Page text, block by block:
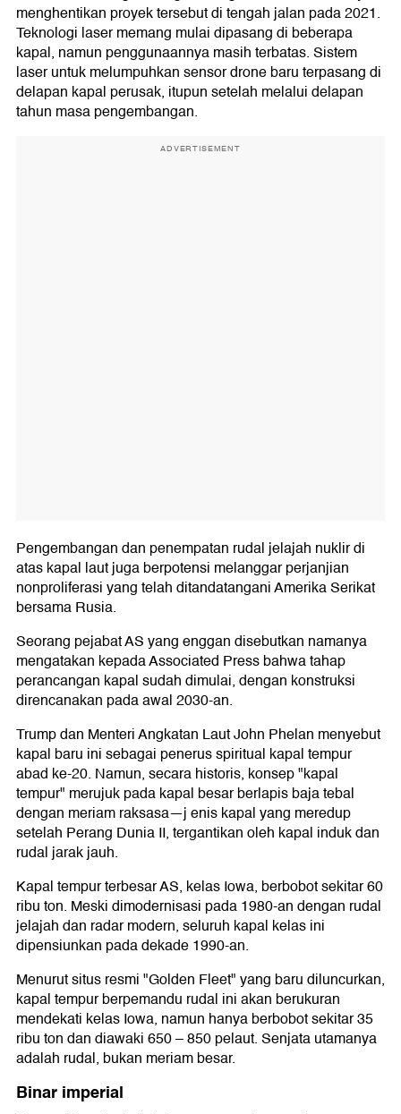
menghentikan proyek tersebut di tengah jalan pada 2021.
Teknologi laser memang mulai dipasang di beberapa
kapal, namun penggunaannya masih terbatas. Sistem
laser untuk melumpuhkan sensor drone baru terpasang di
delapan kapal perusak, itupun setelah melalui delapan
tahun masa pengembangan.
ADVERTISEMENT
Pengembangan dan penempatan rudal jelajah nuklir di
atas kapal laut juga berpotensi melanggar perjanjian
nonproliferasi yang telah ditandatangani Amerika Serikat
bersama Rusia.
Seorang pejabat AS yang enggan disebutkan namanya
mengatakan kepada Associated Press bahwa tahap
perancangan kapal sudah dimulai, dengan konstruksi
direncanakan pada awal 2030-an.
Trump dan Menteri Angkatan Laut John Phelan menyebut
kapal baru ini sebagai penerus spiritual kapal tempur
abad ke-20. Namun, secara historis, konsep "kapal
tempur" merujuk pada kapal besar berlapis baja tebal
dengan meriam raksasa—j enis kapal yang meredup
setelah Perang Dunia II, tergantikan oleh kapal induk dan
rudal jarak jauh.
Kapal tempur terbesar AS, kelas Iowa, berbobot sekitar 60
ribu ton. Meski dimodernisasi pada 1980-an dengan rudal
jelajah dan radar modern, seluruh kapal kelas ini
dipensiunkan pada dekade 1990-an.
Menurut situs resmi "Golden Fleet" yang baru diluncurkan,
kapal tempur berpemandu rudal ini akan berukuran
mendekati kelas Iowa, namun hanya berbobot sekitar 35
ribu ton dan diawaki 650 – 850 pelaut. Senjata utamanya
adalah rudal, bukan meriam besar.
Binar imperial